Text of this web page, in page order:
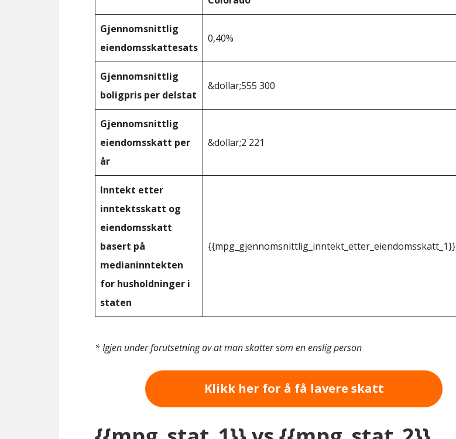
Gjennomsnittlig
eiendomsskattesats
0,40%
Gjennomsnittlig
boligpris per delstat
&dollar;555 300
Gjennomsnittlig
eiendomsskatt per
år
&dollar;2 221
Inntekt etter
inntektsskatt og
eiendomsskatt
basert på
medianinntekten
for husholdninger i
staten
{{mpg_gjennomsnittlig_inntekt_etter_eiendomsskatt_1}}
* Igjen under forutsetning av at man skatter som en enslig person
Klikk her for å få lavere skatt